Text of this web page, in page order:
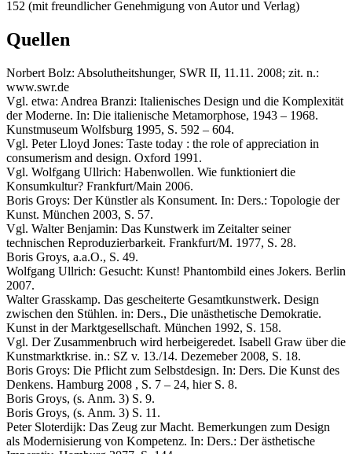
152 (mit freundlicher Genehmigung von Autor und Verlag)
Quellen
Norbert Bolz: Absolutheitshunger, SWR II, 11.11. 2008; zit. n.:
www.swr.de
Vgl. etwa: Andrea Branzi: Italienisches Design und die Komplexität
der Moderne. In: Die italienische Metamorphose, 1943 – 1968.
Kunstmuseum Wolfsburg 1995, S. 592 – 604.
Vgl. Peter Lloyd Jones: Taste today : the role of appreciation in
consumerism and design. Oxford 1991.
Vgl. Wolfgang Ullrich: Habenwollen. Wie funktioniert die
Konsumkultur? Frankfurt/Main 2006.
Boris Groys: Der Künstler als Konsument. In: Ders.: Topologie der
Kunst. München 2003, S. 57.
Vgl. Walter Benjamin: Das Kunstwerk im Zeitalter seiner
technischen Reproduzierbarkeit. Frankfurt/M. 1977, S. 28.
Boris Groys, a.a.O., S. 49.
Wolfgang Ullrich: Gesucht: Kunst! Phantombild eines Jokers. Berlin
2007.
Walter Grasskamp. Das gescheiterte Gesamtkunstwerk. Design
zwischen den Stühlen. in: Ders., Die unästhetische Demokratie.
Kunst in der Marktgesellschaft. München 1992, S. 158.
Vgl. Der Zusammenbruch wird herbeigeredet. Isabell Graw über die
Kunstmarktkrise. in.: SZ v. 13./14. Dezemeber 2008, S. 18.
Boris Groys: Die Pflicht zum Selbstdesign. In: Ders. Die Kunst des
Denkens. Hamburg 2008 , S. 7 – 24, hier S. 8.
Boris Groys, (s. Anm. 3) S. 9.
Boris Groys, (s. Anm. 3) S. 11.
Peter Sloterdijk: Das Zeug zur Macht. Bemerkungen zum Design
als Modernisierung von Kompetenz. In: Ders.: Der ästhetische